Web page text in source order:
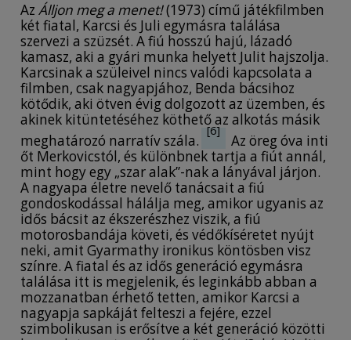
Az Álljon meg a menet!(1973) című játékfilmben
két fiatal, Karcsi és Juli egymásra találása
szervezi a szüzsét. A fiú hosszú hajú, lázadó
kamasz, aki a gyári munka helyett Julit hajszolja.
Karcsinak a szüleivel nincs valódi kapcsolata a
filmben, csak nagyapjához, Benda bácsihoz
kötődik, aki ötven évig dolgozott az üzemben, és
akinek kitüntetéséhez köthető az alkotás másik
meghatározó narratív szála.
[6]
Az öreg óva inti
őt Merkovicstól, és különbnek tartja a fiút annál,
mint hogy egy „szar alak”-nak a lányával járjon.
A nagyapa életre nevelő tanácsait a fiú
gondoskodással hálálja meg, amikor ugyanis az
idős bácsit az ékszerészhez viszik, a fiú
motorosbandája követi, és védőkíséretet nyújt
neki, amit Gyarmathy ironikus köntösben visz
színre. A fiatal és az idős generáció egymásra
találása itt is megjelenik, és leginkább abban a
mozzanatban érhető tetten, amikor Karcsi a
nagyapja sapkáját felteszi a fejére, ezzel
szimbolikusan is erősítve a két generáció közötti